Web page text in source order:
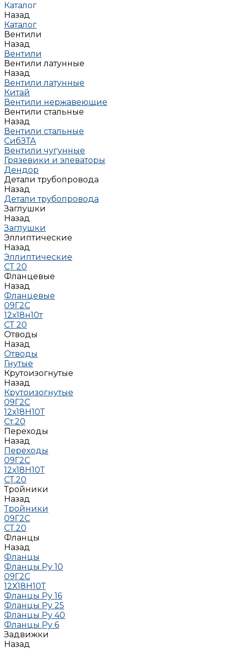
Каталог
Назад
Каталог
Вентили
Назад
Вентили
Вентили латунные
Назад
Вентили латунные
Китай
Вентили нержавеющие
Вентили стальные
Назад
Вентили стальные
СибЗТА
Вентили чугунные
Грязевики и элеваторы
Дендор
Детали трубопровода
Назад
Детали трубопровода
Заглушки
Назад
Заглушки
Эллиптические
Назад
Эллиптические
СТ 20
Фланцевые
Назад
Фланцевые
09Г2С
12х18н10т
СТ 20
Отводы
Назад
Отводы
Гнутые
Крутоизогнутые
Назад
Крутоизогнутые
09Г2С
12х18Н10Т
Ст.20
Переходы
Назад
Переходы
09Г2С
12х18Н10Т
СТ.20
Тройники
Назад
Тройники
09Г2С
СТ.20
Фланцы
Назад
Фланцы
Фланцы Ру 10
09Г2С
12Х18Н10Т
Фланцы Ру 16
Фланцы Ру 25
Фланцы Ру 40
Фланцы Ру 6
Задвижки
Назад